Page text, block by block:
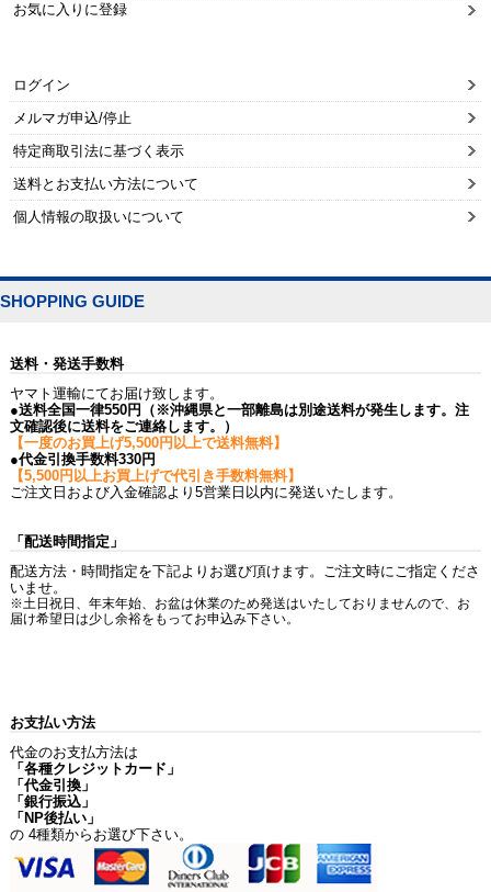
お気に入りに登録
ログイン
メルマガ申込/停止
特定商取引法に基づく表示
送料とお支払い方法について
個人情報の取扱いについて
SHOPPING GUIDE
送料・発送手数料
ヤマト運輸にてお届け致します。
●送料全国一律550円（※沖縄県と一部離島は別途送料が発生します。注
文確認後に送料をご連絡します。）
【一度のお買上げ5,500円以上で送料無料】
●代金引換手数料330円
【5,500円以上お買上げで代引き手数料無料】
ご注文日および入金確認より5営業日以内に発送いたします。
「配送時間指定」
配送方法・時間指定を下記よりお選び頂けます。ご注文時にご指定くださ
いませ。
※土日祝日、年末年始、お盆は休業のため発送はいたしておりませんので、お
届け希望日は少し余裕をもってお申込み下さい。
お支払い方法
代金のお支払方法は
「各種クレジットカード」
「代金引換」
「銀行振込」
「NP後払い」
の 4種類からお選び下さい。